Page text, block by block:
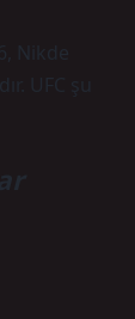
Nikde
UFC şu